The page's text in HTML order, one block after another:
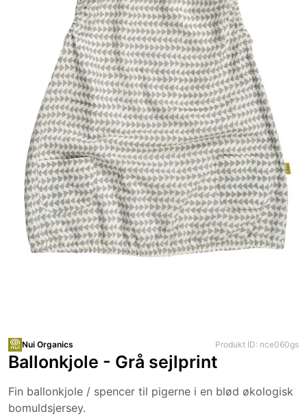
Nui Organics Produkt ID: nce060gs
Ballonkjole - Grå sejlprint
Fin ballonkjole / spencer til pigerne i en blød økologisk
bomuldsjersey.